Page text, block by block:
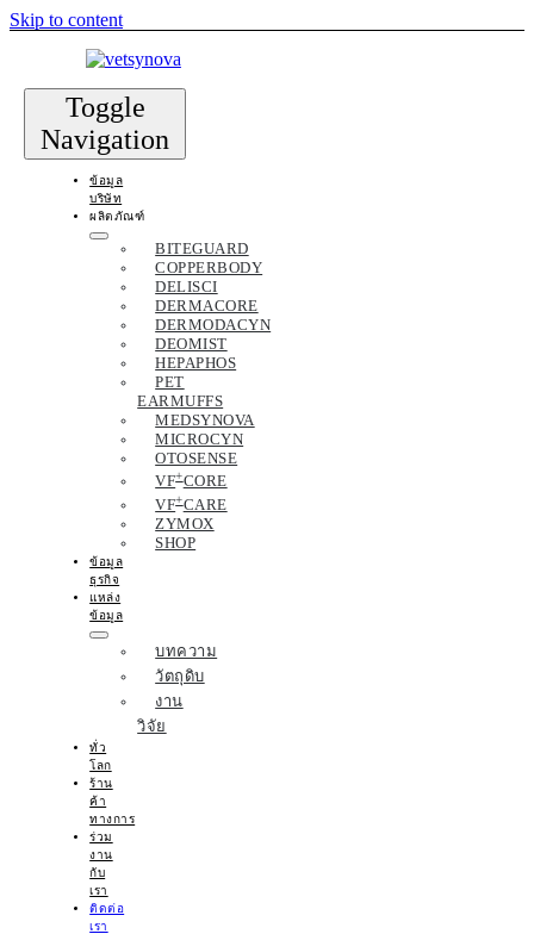
Skip to content
Toggle
Navigation
ข้อมูล
บริษัท
ผลิตภัณฑ์
BITEGUARD
COPPERBODY
DELISCI
DERMACORE
DERMODACYN
DEOMIST
HEPAPHOS
PET
EARMUFFS
MEDSYNOVA
MICROCYN
OTOSENSE
VF+CORE
VF+CARE
ZYMOX
SHOP
ข้อมูล
ธุรกิจ
แหล่ง
ข้อมูล
บทความ
วัตถุดิบ
งาน
วิจัย
ทั่ว
โลก
ร้าน
ค้า
ทางการ
ร่วม
งาน
กับ
เรา
ติดต่อ
เรา